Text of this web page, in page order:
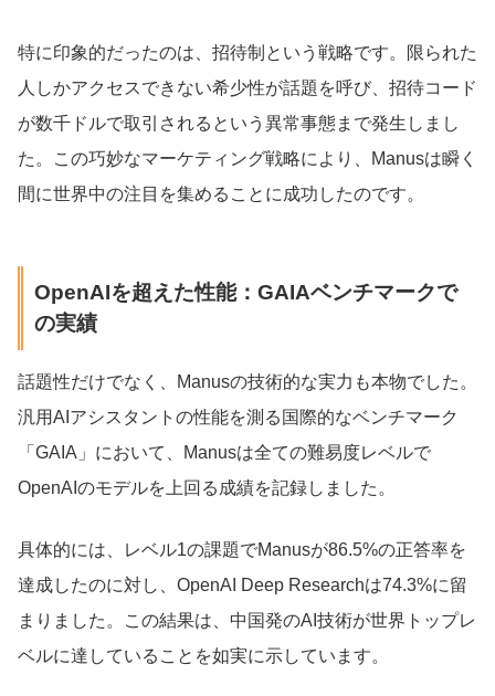
特に印象的だったのは、招待制という戦略です。限られた
人しかアクセスできない希少性が話題を呼び、招待コード
が数千ドルで取引されるという異常事態まで発生しまし
た。この巧妙なマーケティング戦略により、Manusは瞬く
間に世界中の注目を集めることに成功したのです。
OpenAIを超えた性能：GAIAベンチマークで
の実績
話題性だけでなく、Manusの技術的な実力も本物でした。
汎用AIアシスタントの性能を測る国際的なベンチマーク
「GAIA」において、Manusは全ての難易度レベルで
OpenAIのモデルを上回る成績を記録しました。
具体的には、レベル1の課題でManusが86.5%の正答率を
達成したのに対し、OpenAI Deep Researchは74.3%に留
まりました。この結果は、中国発のAI技術が世界トップレ
ベルに達していることを如実に示しています。